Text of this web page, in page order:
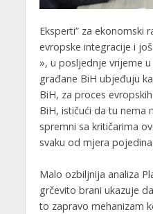
Eksperti” za ekonomski
evropske integracije i
», u posljednje vrijeme
građane BiH ubjeđuju
BiH, za proces
BiH, ističući da tu nema
spremni sa kritičarima
svaku od mjera
Malo ozbiljnija analiza
grčevito brani ukazuje
to zapravo mehanizam